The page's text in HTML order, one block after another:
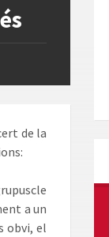
de la
a un
obvi, el